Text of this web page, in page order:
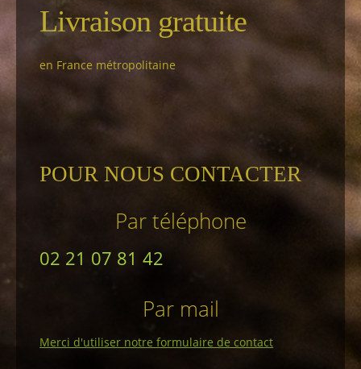
Livraison gratuite
en France métropolitaine
POUR NOUS CONTACTER
Par téléphone
02 21 07 81 42
Par mail
Merci d'utiliser notre formulaire de contact